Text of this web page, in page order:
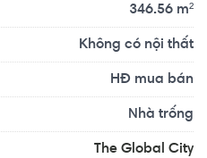
346.56 m²
Không có nội thất
HĐ mua bán
Nhà trống
The Global City